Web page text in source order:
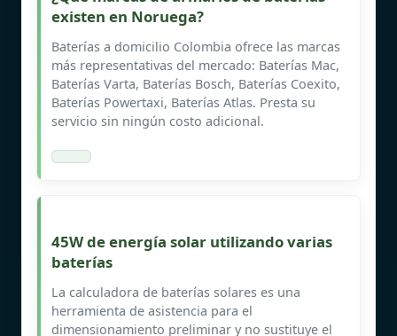
existen en Noruega?
Baterías a domicilio Colombia ofrece las marcas
más representativas del mercado: Baterías Mac,
Baterías Varta, Baterías Bosch, Baterías Coexito,
Baterías Powertaxi, Baterías Atlas. Presta su
servicio sin ningún costo adicional.
45W de energía solar utilizando varias
baterías
La calculadora de baterías solares es una
herramienta de asistencia para el
dimensionamiento preliminar y no sustituye el